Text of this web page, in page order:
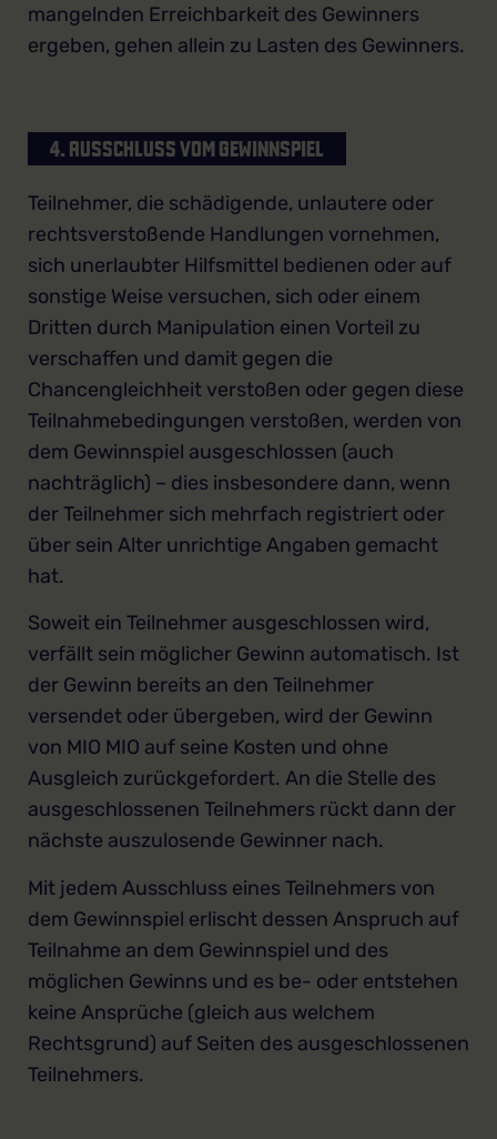
mangelnden Erreichbarkeit des Gewinners
ergeben, gehen allein zu Lasten des Gewinners.
4. AUSSCHLUSS VOM GEWINNSPIEL
Teilnehmer, die schädigende, unlautere oder
rechtsverstoßende Handlungen vornehmen,
sich unerlaubter Hilfsmittel bedienen oder auf
sonstige Weise versuchen, sich oder einem
Dritten durch Manipulation einen Vorteil zu
verschaffen und damit gegen die
Chancengleichheit verstoßen oder gegen diese
Teilnahmebedingungen verstoßen, werden von
dem Gewinnspiel ausgeschlossen (auch
nachträglich) – dies insbesondere dann, wenn
der Teilnehmer sich mehrfach registriert oder
über sein Alter unrichtige Angaben gemacht
hat.
Soweit ein Teilnehmer ausgeschlossen wird,
verfällt sein möglicher Gewinn automatisch. Ist
der Gewinn bereits an den Teilnehmer
versendet oder übergeben, wird der Gewinn
von MIO MIO auf seine Kosten und ohne
Ausgleich zurückgefordert. An die Stelle des
ausgeschlossenen Teilnehmers rückt dann der
nächste auszulosende Gewinner nach.
Mit jedem Ausschluss eines Teilnehmers von
dem Gewinnspiel erlischt dessen Anspruch auf
Teilnahme an dem Gewinnspiel und des
möglichen Gewinns und es be- oder entstehen
keine Ansprüche (gleich aus welchem
Rechtsgrund) auf Seiten des ausgeschlossenen
Teilnehmers.